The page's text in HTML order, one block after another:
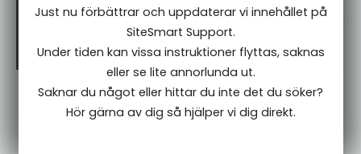
Språk
Blogg & event
Inställningar
Mappar för event
Just nu förbättrar och uppdaterar vi innehållet på
SiteSmart Support.
Under tiden kan vissa instruktioner flyttas, saknas
eller se lite annorlunda ut.
Saknar du något eller hittar du inte det du söker?
Hör gärna av dig så hjälper vi dig direkt.